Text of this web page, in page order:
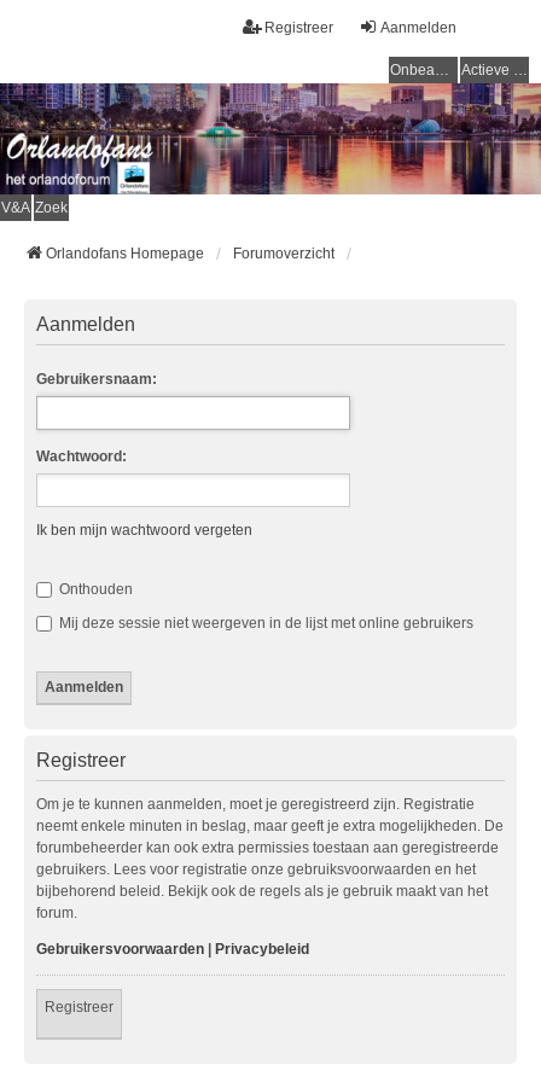
Aanmelden
Registreer
Onbeantwoorde onderwerpen Actieve onderwerpen
V&A Zoek
Orlandofans Homepage Forumoverzicht
Aanmelden
Gebruikersnaam:
Wachtwoord:
Ik ben mijn wachtwoord vergeten
Onthouden
Mij deze sessie niet weergeven in de lijst met online gebruikers
Registreer
Om je te kunnen aanmelden, moet je geregistreerd zijn. Registratie
neemt enkele minuten in beslag, maar geeft je extra mogelijkheden. De
forumbeheerder kan ook extra permissies toestaan aan geregistreerde
gebruikers. Lees voor registratie onze gebruiksvoorwaarden en het
bijbehorend beleid. Bekijk ook de regels als je gebruik maakt van het
forum.
Gebruikersvoorwaarden | Privacybeleid
Registreer